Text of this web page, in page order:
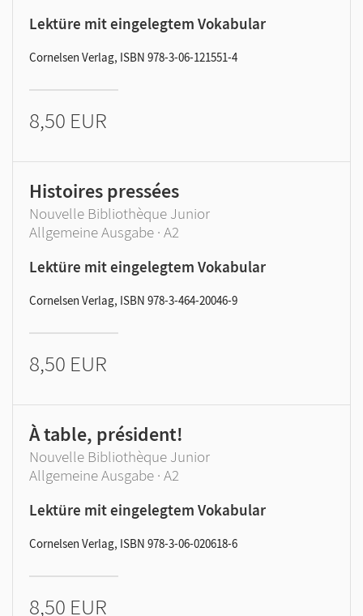
Lektüre mit eingelegtem Vokabular
Cornelsen Verlag, ISBN 978-3-06-121551-4
8,50 EUR
Histoires pressées
Nouvelle Bibliothèque Junior
Allgemeine Ausgabe · A2
Lektüre mit eingelegtem Vokabular
Cornelsen Verlag, ISBN 978-3-464-20046-9
8,50 EUR
À table, président!
Nouvelle Bibliothèque Junior
Allgemeine Ausgabe · A2
Lektüre mit eingelegtem Vokabular
Cornelsen Verlag, ISBN 978-3-06-020618-6
8,50 EUR